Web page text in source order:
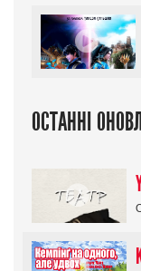
ОСТАННІ